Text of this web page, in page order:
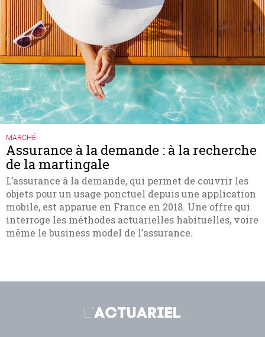
MARCHÉ
Assurance à la demande : à la recherche
de la martingale
L’assurance à la demande, qui permet de couvrir les
objets pour un usage ponctuel depuis une application
mobile, est apparue en France en 2018. Une offre qui
interroge les méthodes actuarielles habituelles, voire
même le business model de l’assurance.